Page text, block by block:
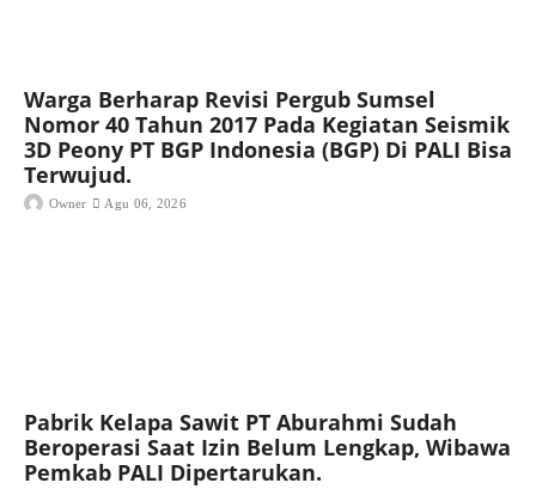
Warga Berharap Revisi Pergub Sumsel
Nomor 40 Tahun 2017 Pada Kegiatan Seismik
3D Peony PT BGP Indonesia (BGP) Di PALI Bisa
Terwujud.
Owner Agu 06, 2026
Pabrik Kelapa Sawit PT Aburahmi Sudah
Beroperasi Saat Izin Belum Lengkap, Wibawa
Pemkab PALI Dipertarukan.